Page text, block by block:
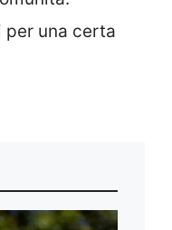
per una certa